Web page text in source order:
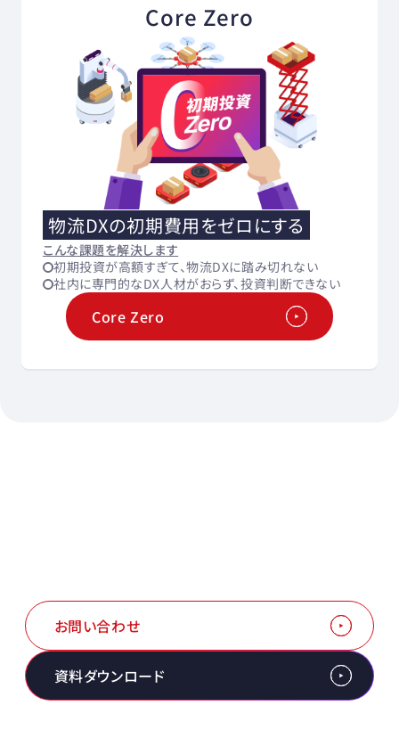
Core Zero
物流DXの初期費用をゼロにする
こんな課題を解決します
初期投資が高額すぎて、物流DXに踏み切れない
社内に専門的なDX人材がおらず、投資判断できない
Core Zero
お問い合わせ
資料ダウンロード